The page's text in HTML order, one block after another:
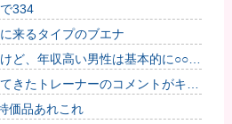
334
来るタイプのブエナ
ど、年収高い男性は基本的に○○で
りこれが真実なのか他
きたトレーナーのコメントがキモ
長したらどうなるんや…」他
価品あれこれ